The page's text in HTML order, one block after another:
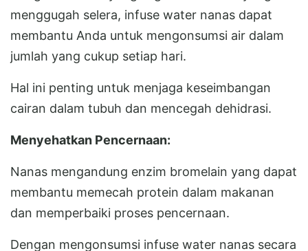
menggugah selera, infuse water nanas dapat
membantu Anda untuk mengonsumsi air dalam
jumlah yang cukup setiap hari.
Hal ini penting untuk menjaga keseimbangan
cairan dalam tubuh dan mencegah dehidrasi.
Menyehatkan Pencernaan:
Nanas mengandung enzim bromelain yang dapat
membantu memecah protein dalam makanan
dan memperbaiki proses pencernaan.
Dengan mengonsumsi infuse water nanas secara